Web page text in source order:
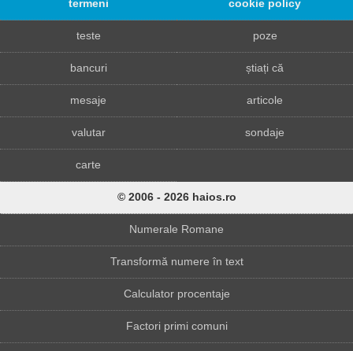
termeni cookie policy
teste poze
bancuri știați că
mesaje articole
valutar sondaje
carte
© 2006 - 2026 haios.ro
Numerale Romane
Transformă numere în text
Calculator procentaje
Factori primi comuni